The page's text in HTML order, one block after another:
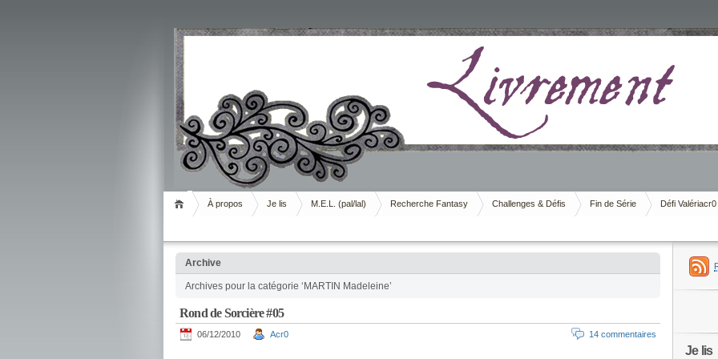
Livrement
À propos Je lis M.E.L. (pal/lal) Recherche Fantasy Challenges & Défis Fin de Série Défi Valériacr0
Archive
Archives pour la catégorie ‘MARTIN Madeleine’
Rond de Sorcière #05
06/12/2010 Acr0 14 commentaires
Je lis